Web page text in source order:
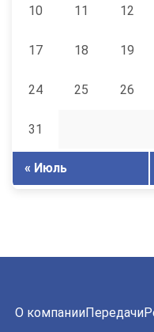
10 11 12
17 18 19
24 25 26
31
« Июль
О компанииПередачи